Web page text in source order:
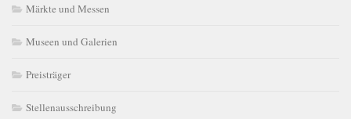
Märkte und Messen
Museen und Galerien
Preisträger
Stellenausschreibung